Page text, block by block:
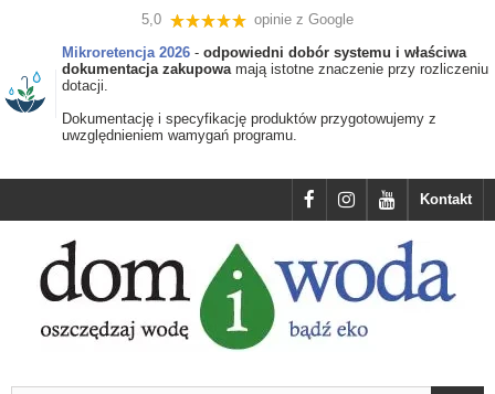
5,0
opinie z Google
Mikroretencja 2026 - odpowiedni dobór systemu i właściwa
dokumentacja zakupowamają istotne znaczenie przy rozliczeniu
dotacji.
Dokumentację i specyfikację produktów przygotowujemy z
uwzględnieniem wamygań programu.
Kontakt